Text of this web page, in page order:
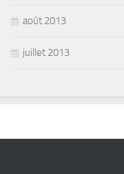
août 2013
juillet 2013